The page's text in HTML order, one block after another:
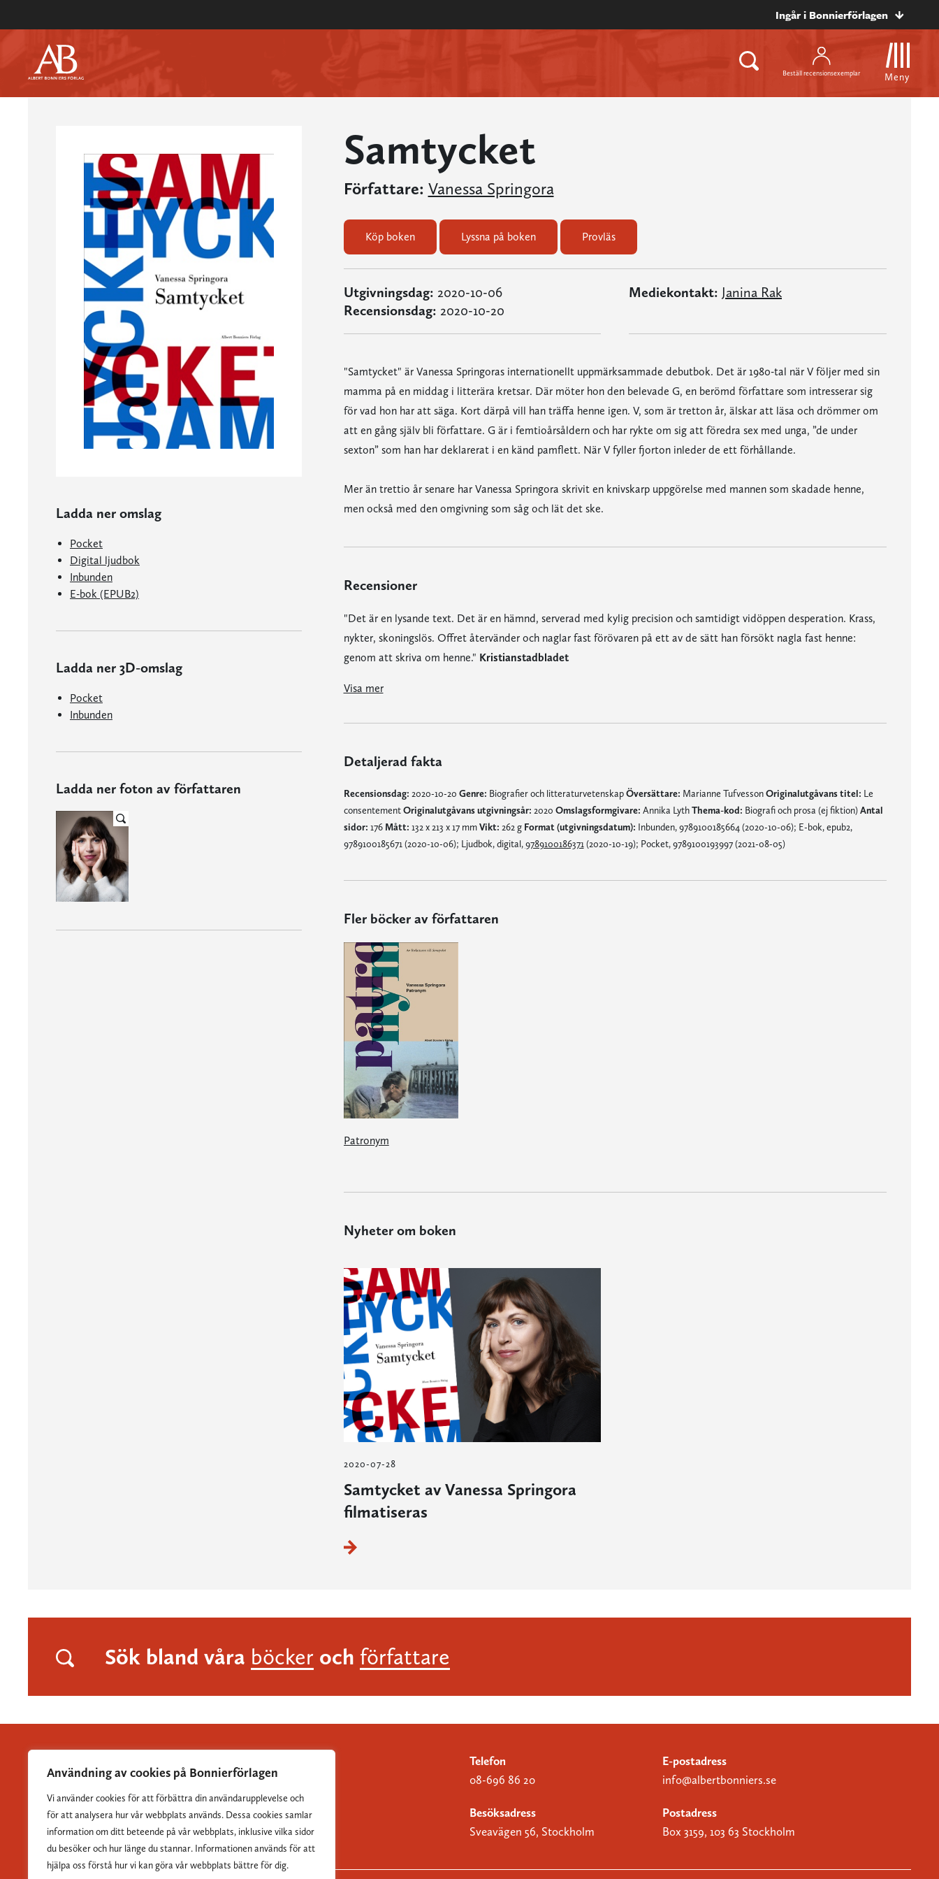
Användning av cookies på Bonnierförlagen
Vi använder cookies för att förbättra din användarupplevelse och
för att analysera hur vår webbplats används. Dessa cookies samlar
information om ditt beteende på vår webbplats, inklusive vilka sidor
du besöker och hur länge du stannar. Informationen används för att
hjälpa oss förstå hur vi kan göra vår webbplats bättre för dig.
Ingår i Bonnierförlagen
Beställ recensionsexemplar Meny
Ladda ner omslag
Pocket
Digital ljudbok
Inbunden
E-bok (EPUB2)
Ladda ner 3D-omslag
Pocket
Inbunden
Ladda ner foton av författaren
Samtycket
Författare: Vanessa Springora
Köp boken Lyssna på boken Provläs
Utgivningsdag: 2020-10-06
Recensionsdag: 2020-10-20
Mediekontakt: Janina Rak
"Samtycket" är Vanessa Springoras internationellt uppmärksammade debutbok. Det är 1980-tal när V följer med sin
mamma på en middag i litterära kretsar. Där möter hon den belevade G, en berömd författare som intresserar sig
för vad hon har att säga. Kort därpå vill han träffa henne igen. V, som är tretton år, älskar att läsa och drömmer om
att en gång själv bli författare. G är i femtioårsåldern och har rykte om sig att föredra sex med unga, ”de under
sexton” som han har deklarerat i en känd pamflett. När V fyller fjorton inleder de ett förhållande.
Mer än trettio år senare har Vanessa Springora skrivit en knivskarp uppgörelse med mannen som skadade henne,
men också med den omgivning som såg och lät det ske.
Recensioner
"Det är en lysande text. Det är en hämnd, serverad med kylig precision och samtidigt vidöppen desperation. Krass,
nykter, skoningslös. Offret återvänder och naglar fast förövaren på ett av de sätt han försökt nagla fast henne:
genom att skriva om henne." Kristianstadbladet
Visa mer
Detaljerad fakta
Recensionsdag: 2020-10-20 Genre: Biografier och litteraturvetenskapÖversättare: Marianne TufvessonOriginalutgåvans titel: Le
consentementOriginalutgåvans utgivningsår: 2020 Omslagsformgivare: Annika LythThema-kod: Biografi och prosa (ej fiktion)Antal
sidor: 176 Mått: 132 x 213 x 17 mmVikt: 262 g Format (utgivningsdatum): Inbunden, 9789100185664 (2020-10-06); E-bok, epub2,
9789100185671 (2020-10-06); Ljudbok, digital,9789100186371 (2020-10-19); Pocket, 9789100193997 (2021-08-05)
Fler böcker av författaren
Patronym
Nyheter om boken
2020-07-28
Samtycket av Vanessa Springora
filmatiseras
Sök bland våra böcker och författare
Albert Bonniers Förlag grundades 1837 och är Sveriges
största skönlitterära förlag.
Telefon
08-696 86 20
E-postadress
info@albertbonniers.se
Besöksadress
Sveavägen 56, Stockholm
Postadress
Box 3159, 103 63 Stockholm